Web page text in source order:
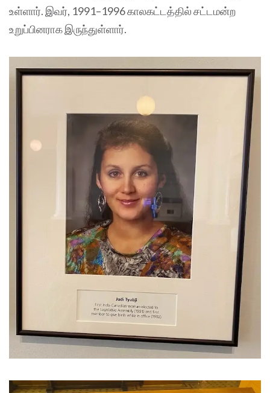
உள்ளார். இவர், 1991–1996 காலகட்டத்தில் சட்டமன்ற
உறுப்பினராக இருந்துள்ளார்.